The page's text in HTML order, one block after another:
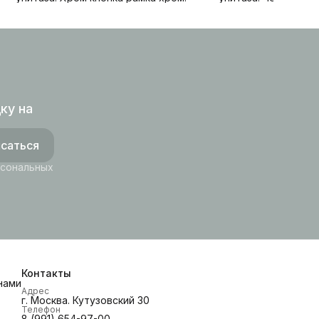
на
Контакты
Адрес
г. Москва. Кутузовский 30
Телефон